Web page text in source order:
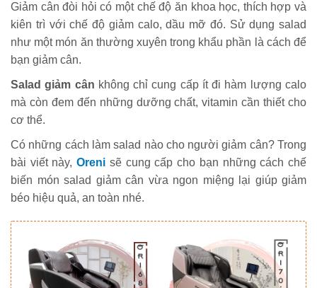
Giảm cân đòi hỏi có một chế độ ăn khoa học, thích hợp và
kiên trì với chế độ giảm calo, dầu mỡ đó. Sử dụng salad
như một món ăn thường xuyên trong khẩu phần là cách để
bạn giảm cân.
Salad giảm cân không chỉ cung cấp ít đi hàm lượng calo
mà còn đem đến những dưỡng chất, vitamin cần thiết cho
cơ thể.
Có những cách làm salad nào cho người giảm cân? Trong
bài viết này,Oreni sẽ cung cấp cho bạn những cách chế
biến món salad giảm cân vừa ngon miệng lại giúp giảm
béo hiệu quả, an toàn nhé.